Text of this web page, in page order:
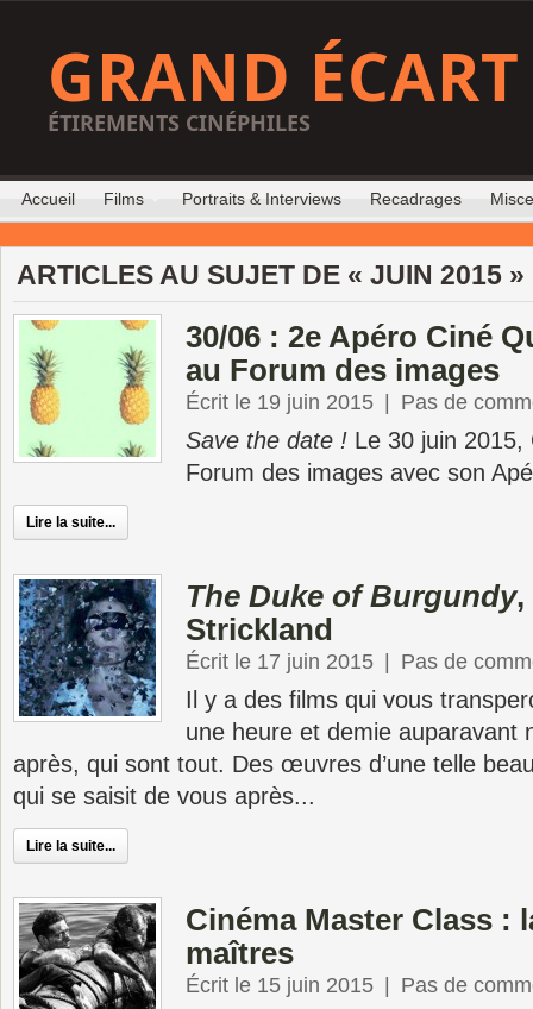
GRAND ÉCART
ÉTIREMENTS CINÉPHILES
Accueil Films Portraits & Interviews Recadrages
ARTICLES AU SUJET DE « JUIN 2015 »
30/06 : 2e Apéro Ciné
au Forum des images
Écrit le 19 juin 2015 Pas de
Save the date ! Le 30 juin
Forum des images avec son
Lire la suite...
The Duke of Burgundy,
Strickland
Écrit le 17 juin 2015 Pas de
Il y a des films qui vous
une heure et demie auparavant
après, qui sont tout. Des œuvres d’une telle
qui se saisit de vous après...
Lire la suite...
Cinéma Master Class :
maîtres
Écrit le 15 juin 2015 Pas de